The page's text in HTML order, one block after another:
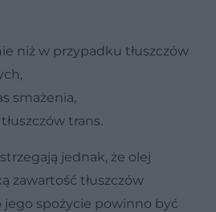
niż w przypadku tłuszczów
smażenia,
trans.
jednak, że olej
zawartość tłuszczów
spożycie powinno być